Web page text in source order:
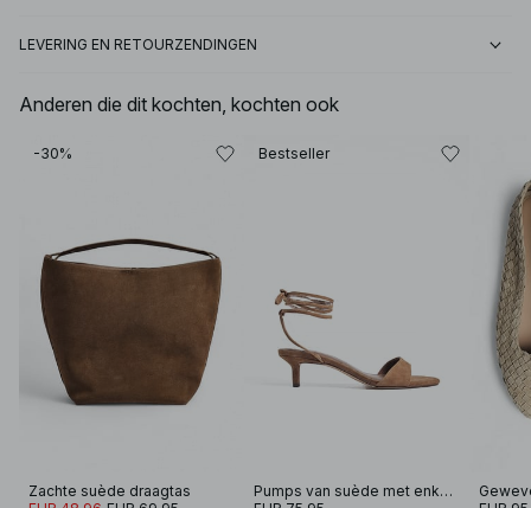
LEVERING EN RETOURZENDINGEN
Anderen die dit kochten, kochten ook
-30%
Zachte suède draagtas
Bestseller
Pumps van suède met enkelband